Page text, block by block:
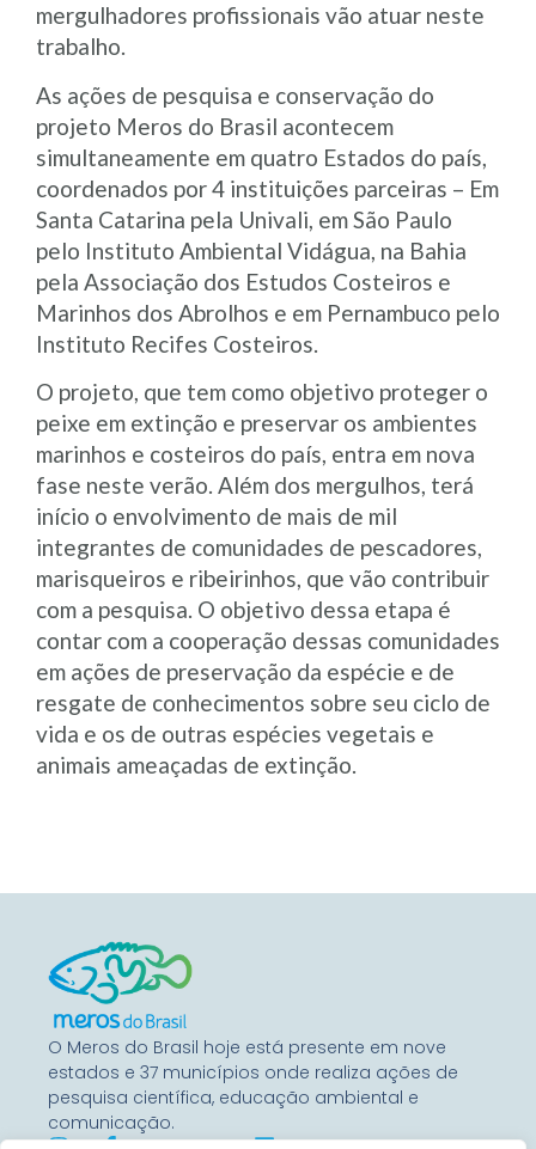
mergulhadores profissionais vão atuar neste
trabalho.
As ações de pesquisa e conservação do
projeto Meros do Brasil acontecem
simultaneamente em quatro Estados do país,
coordenados por 4 instituições parceiras – Em
Santa Catarina pela Univali, em São Paulo
pelo Instituto Ambiental Vidágua, na Bahia
pela Associação dos Estudos Costeiros e
Marinhos dos Abrolhos e em Pernambuco pelo
Instituto Recifes Costeiros.
O projeto, que tem como objetivo proteger o
peixe em extinção e preservar os ambientes
marinhos e costeiros do país, entra em nova
fase neste verão. Além dos mergulhos, terá
início o envolvimento de mais de mil
integrantes de comunidades de pescadores,
marisqueiros e ribeirinhos, que vão contribuir
com a pesquisa. O objetivo dessa etapa é
contar com a cooperação dessas comunidades
em ações de preservação da espécie e de
resgate de conhecimentos sobre seu ciclo de
vida e os de outras espécies vegetais e
animais ameaçadas de extinção.
O Meros do Brasil hoje está presente em nove
estados e 37 municípios onde realiza ações de
pesquisa científica, educação ambiental e
comunicação.